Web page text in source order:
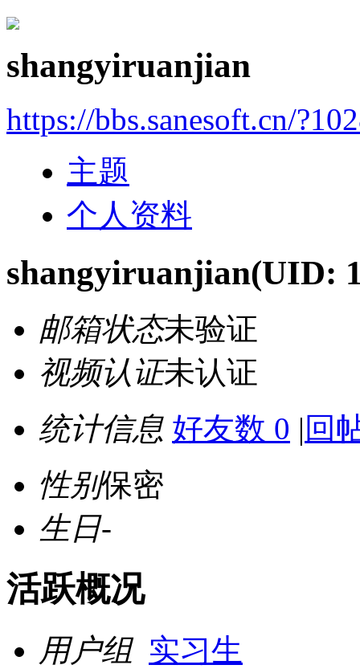
shangyiruanjian
https://bbs.sanesoft.cn/
主题
个人资料
shangyiruanjian(UID:
邮箱状态未验证
视频认证未认证
统计信息 好友数 0 | 回
性别保密
生日-
活跃概况
用户组 实习生